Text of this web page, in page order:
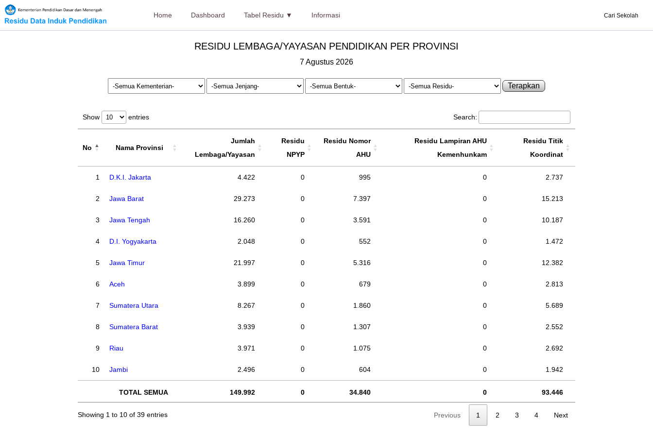
Home Dashboard Tabel Residu ▼ Informasi Cari Sekolah
RESIDU LEMBAGA/YAYASAN PENDIDIKAN PER PROVINSI
7 Agustus 2026
Terapkan
Show entries Search:
No Nama Provinsi
Jumlah
Lembaga/Yayasan
Residu
NPYP
Residu Nomor
AHU
Residu Lampiran AHU
Kemenhunkam
Residu Titik
Koordinat
1 D.K.I. Jakarta 4.422 0 995 0 2.737
2 Jawa Barat 29.273 0 7.397 0 15.213
3 Jawa Tengah 16.260 0 3.591 0 10.187
4 D.I. Yogyakarta 2.048 0 552 0 1.472
5 Jawa Timur 21.997 0 5.316 0 12.382
6 Aceh 3.899 0 679 0 2.813
7 Sumatera Utara 8.267 0 1.860 0 5.689
8 Sumatera Barat 3.939 0 1.307 0 2.552
9 Riau 3.971 0 1.075 0 2.692
10 Jambi 2.496 0 604 0 1.942
TOTAL SEMUA 149.992 0 34.840 0 93.446
Showing 1 to 10 of 39 entries Previous 1 2 3 4 Next